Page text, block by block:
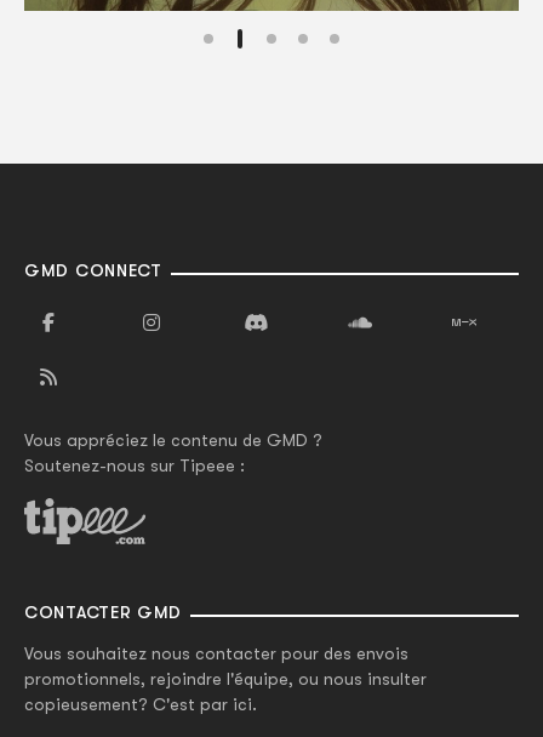
GMD CONNECT
Vous appréciez le contenu de GMD ?
Soutenez-nous sur Tipeee :
CONTACTER GMD
Vous souhaitez nous contacter pour des envois
promotionnels, rejoindre l'équipe, ou nous insulter
copieusement? C'est par ici.